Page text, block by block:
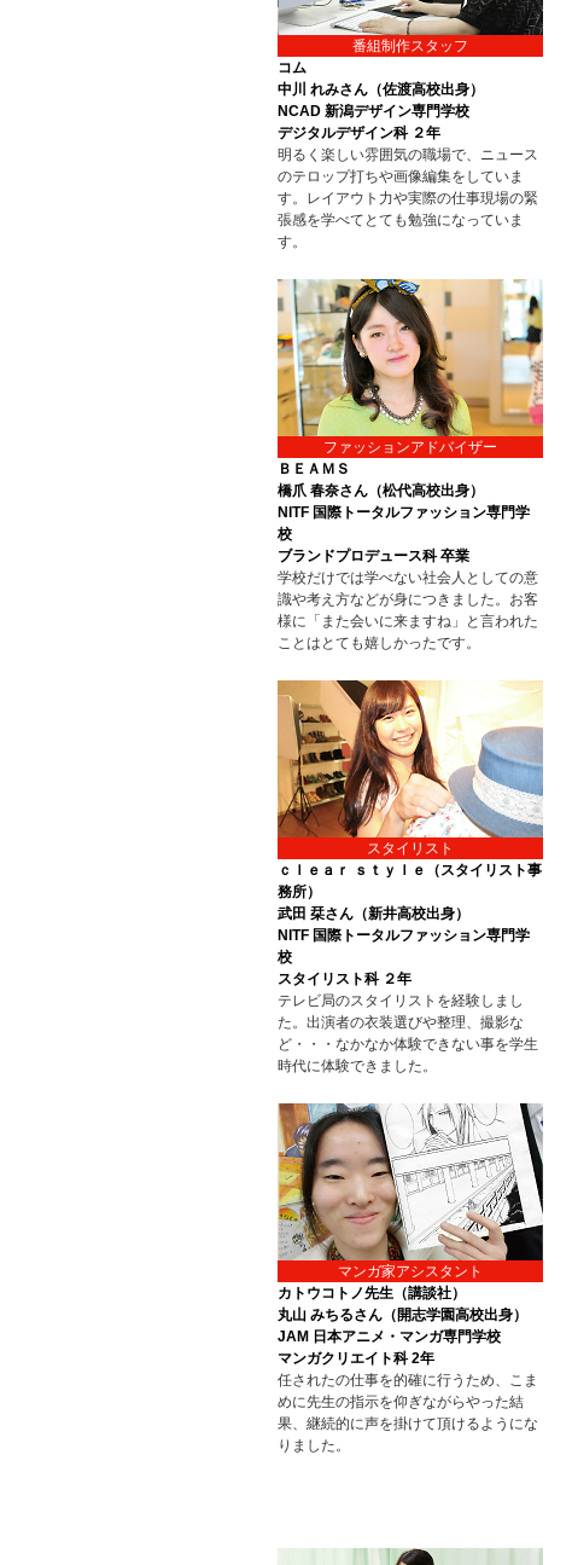
番組制作スタッフ
コム
中川 れみさん（佐渡高校出身）
NCAD 新潟デザイン専門学校
デジタルデザイン科 ２年
明るく楽しい雰囲気の職場で、ニュース
のテロップ打ちや画像編集をしていま
す。レイアウト力や実際の仕事現場の緊
張感を学べてとても勉強になっていま
す。
ファッションアドバイザー
ＢＥＡＭＳ
橋爪 春奈さん（松代高校出身）
NITF 国際トータルファッション専門学
校
ブランドプロデュース科 卒業
学校だけでは学べない社会人としての意
識や考え方などが身につきました。お客
様に「また会いに来ますね」と言われた
ことはとても嬉しかったです。
スタイリスト
ｃｌｅａｒ ｓｔｙｌｅ（スタイリスト事
務所）
武田 栞さん（新井高校出身）
NITF 国際トータルファッション専門学
校
スタイリスト科 ２年
テレビ局のスタイリストを経験しまし
た。出演者の衣装選びや整理、撮影な
ど・・・なかなか体験できない事を学生
時代に体験できました。
マンガ家アシスタント
カトウコトノ先生（講談社）
丸山 みちるさん（開志学園高校出身）
JAM 日本アニメ・マンガ専門学校
マンガクリエイト科 2年
任されたの仕事を的確に行うため、こま
めに先生の指示を仰ぎながらやった結
果、継続的に声を掛けて頂けるようにな
りました。